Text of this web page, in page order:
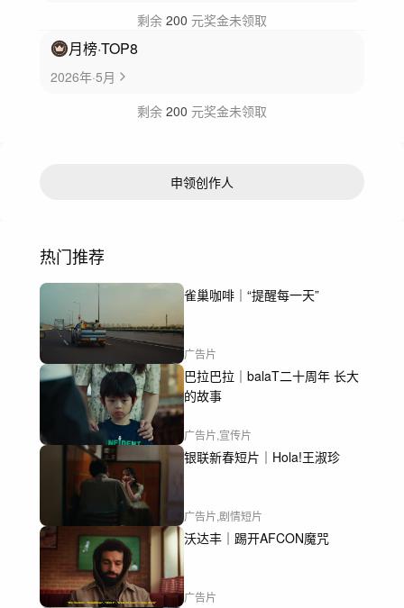
剩余 200 元奖金未领取
月榜·TOP8
2026年·5月
剩余 200 元奖金未领取
申领创作人
热门推荐
雀巢咖啡｜“提醒每一天”
广告片
巴拉巴拉｜balaT二十周年 长大
的故事
广告片,宣传片
银联新春短片｜Hola!王淑珍
广告片,剧情短片
沃达丰｜踢开AFCON魔咒
广告片